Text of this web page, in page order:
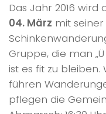
Das Jahr 2016
04. März mit
Gruppe, die man
ist es fit zu
führen
pflegen die